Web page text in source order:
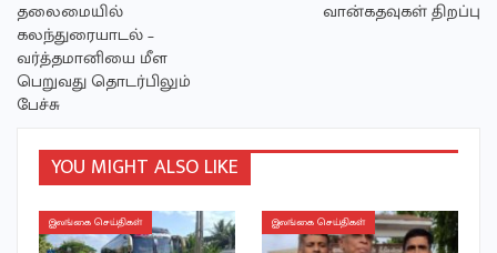
தலைமையில்
கலந்துரையாடல் –
வர்த்தமானியை மீள
பெறுவது தொடர்பிலும்
பேச்சு
வான்கதவுகள் திறப்பு
YOU MIGHT ALSO LIKE
இலங்கை செய்திகள் இலங்கை செய்திகள்